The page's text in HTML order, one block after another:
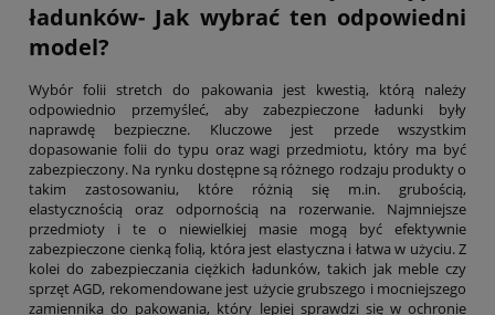
ładunków- Jak wybrać ten odpowiedni
model?
Wybór folii stretch do pakowania jest kwestią, którą należy
odpowiednio przemyśleć, aby zabezpieczone ładunki były
naprawdę bezpieczne. Kluczowe jest przede wszystkim
dopasowanie folii do typu oraz wagi przedmiotu, który ma być
zabezpieczony. Na rynku dostępne są różnego rodzaju produkty o
takim zastosowaniu, które różnią się m.in. grubością,
elastycznością oraz odpornością na rozerwanie. Najmniejsze
przedmioty i te o niewielkiej masie mogą być efektywnie
zabezpieczone cienką folią, która jest elastyczna i łatwa w użyciu. Z
kolei do zabezpieczania ciężkich ładunków, takich jak meble czy
sprzęt AGD, rekomendowane jest użycie grubszego i mocniejszego
zamiennika do pakowania, który lepiej sprawdzi się w ochronie